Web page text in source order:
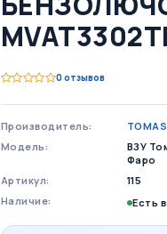
0 отзывов
Производитель:
Модель:
ВЗУ
Фаро
Артикул:
115
Наличие:
Есть